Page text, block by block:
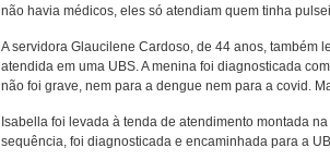
não havia médicos, eles só atendiam quem tinha
A servidora Glaucilene Cardoso, de 44 anos, também
atendida em uma UBS. A menina foi diagnosticada
não foi grave, nem para a dengue nem para a covid.
Isabella foi levada à tenda de atendimento montada
sequência, foi diagnosticada e encaminhada para a